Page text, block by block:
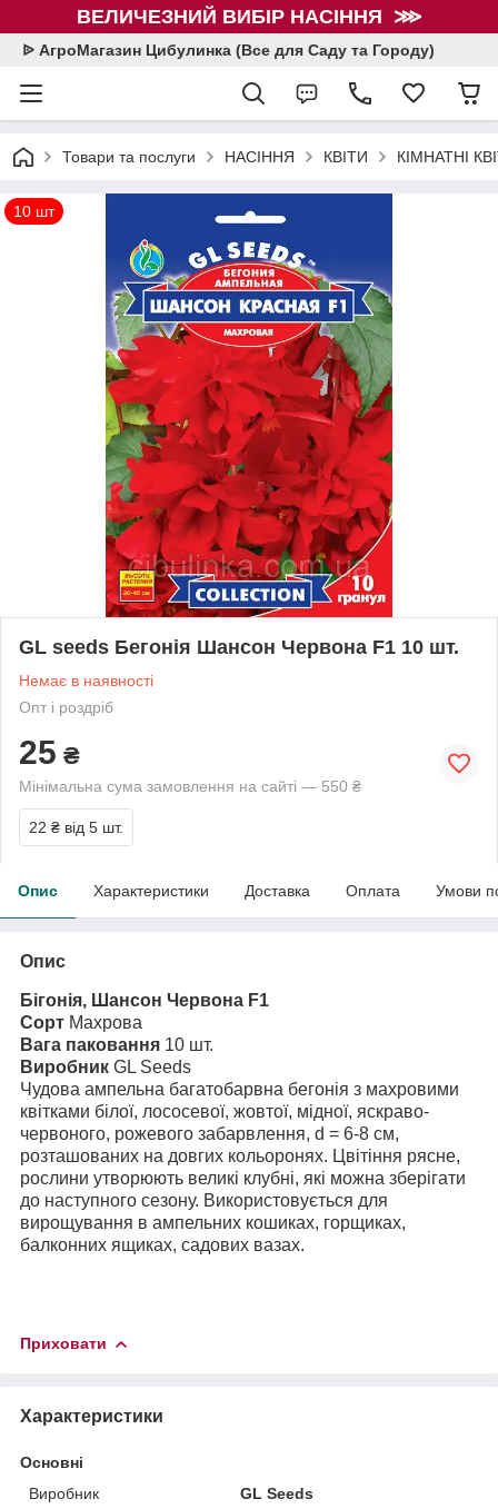
ВЕЛИЧЕЗНИЙ ВИБІР НАСІННЯ ⋙
ᐉ АгроМагазин Цибулинка (Все для Саду та Городу)
Товари та послуги НАСІННЯ КВІТИ КІМНАТНІ
10 шт
GL seeds Бегонія Шансон Червона F1 10 шт.
Немає в наявності
Опт і роздріб
25 ₴
Мінімальна сума замовлення на сайті — 550 ₴
22 ₴ від 5 шт.
Опис Характеристики Доставка Оплата Умови
Опис
Бігонія, Шансон Червона F1
Сорт Махрова
Вага паковання 10 шт.
Виробник GL Seeds
Чудова ампельна багатобарвна бегонія з махровими
квітками білої, лососевої, жовтої, мідної, яскраво-
червоного, рожевого забарвлення, d = 6-8 см,
розташованих на довгих кольоронях. Цвітіння рясне,
рослини утворюють великі клубні, які можна зберігати
до наступного сезону. Використовується для
вирощування в ампельних кошиках, горщиках,
балконних ящиках, садових вазах.
Приховати
Характеристики
Основні
Виробник
GL Seeds